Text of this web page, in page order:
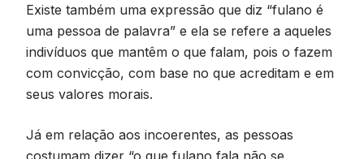
Existe também uma expressão que diz “fulano é
uma pessoa de palavra” e ela se refere a aqueles
indivíduos que mantêm o que falam, pois o fazem
com convicção, com base no que acreditam e em
seus valores morais.
Já em relação aos incoerentes, as pessoas
costumam dizer “o que fulano fala não se